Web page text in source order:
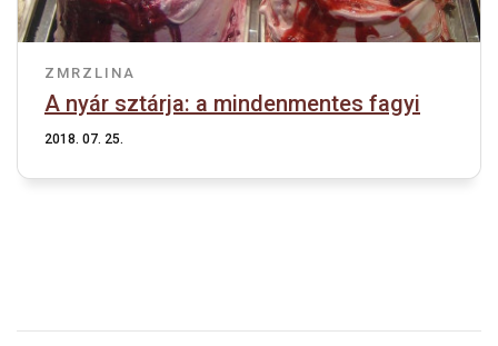
ZMRZLINA
A nyár sztárja: a mindenmentes fagyi
2018. 07. 25.